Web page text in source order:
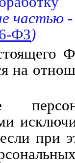
частью
ФЗ)
на
при